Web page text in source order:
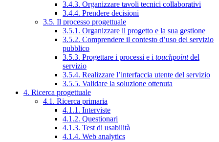
3.4.3. Organizzare tavoli tecnici collaborativi
3.4.4. Prendere decisioni
3.5. Il processo progettuale
3.5.1. Organizzare il progetto e la sua gestione
3.5.2. Comprendere il contesto d’uso del servizio
pubblico
3.5.3. Progettare i processi e i touchpointdel
servizio
3.5.4. Realizzare l’interfaccia utente del servizio
3.5.5. Validare la soluzione ottenuta
4. Ricerca progettuale
4.1. Ricerca primaria
4.1.1. Interviste
4.1.2. Questionari
4.1.3. Test di usabilità
4.1.4. Web analytics